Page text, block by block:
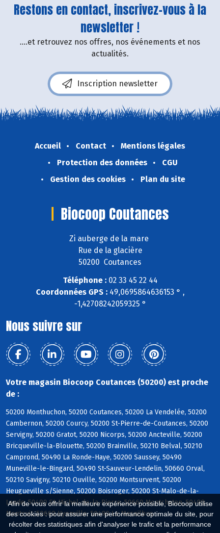
Afin de vous offrir la meilleure expérience possible, Biocoop utilise
des cookies : pour assurer une performance optimale du site, pour
récolter des statistiques afin d'analyser le trafic et la performance
Restons en contact, inscrivez-vous à la
newsletter !
....et retrouvez nos offres, nos événements et nos
actualités.
Inscription newsletter
Accueil Contact
Mentions légales
Protection des données
CGU
Gestion des cookies
Plan du site
Biocoop Coutances
Zi auberge de la mare
Rue de la glacière
50200 Coutances
Téléphone :02 33 45 22 44
Coordonnées GPS :49,0695864636153 ° ,
-1,42708242059325 °
Nous suivre sur
Votre magasin Biocoop Coutances (50200) est proche
de :
50200 Monthuchon, 50200 Coutances, 50200 La Vendelée, 50200
Cambernon, 50200 Courcy, 50200 St-Pierre-de-Coutances, 50200
Servigny, 50200 Gratot, 50200 Nicorps, 50200 Ancteville, 50200
Bricqueville-la-Blouette, 50200 Brainville, 50210 Belval, 50210
Camprond, 50490 La Ronde-Haye, 50200 Saussey, 50490
Muneville-le-Bingard, 50490 St-Sauveur-Lendelin, 50660 Orval,
50210 Savigny, 50210 Ouville, 50200 Montsurvent, 50200
Heugueville s/Sienne, 50200 Boisroger, 50200 St-Malo-de-la-
Lande, 50490 St-Michel-de-la-Pierre, 50660 Montchaton, 50490
Montcuit, 50660 Hyenville, 50490 Le Mesnilbus